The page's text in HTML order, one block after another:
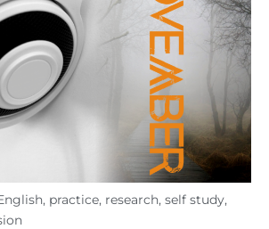
, practice, research, self study,